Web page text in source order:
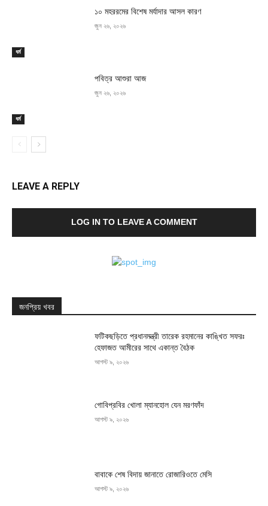
ধর্ম
১০ মহররমের বিশেষ মর্যাদার আসল কারণ
জুন ২৬, ২০২৬
ধর্ম
পবিত্র আশুরা আজ
জুন ২৬, ২০২৬
LEAVE A REPLY
LOG IN TO LEAVE A COMMENT
জনপ্রিয় খবর
ফটিকছড়িতে প্রধানমন্ত্রী তারেক রহমানের কাঙ্খিত সফরঃ
হেফাজত আমীরের সাথে একান্ত বৈঠক
আগস্ট ৯, ২০২৬
গোবিপ্রবির খোলা ম্যানহোল যেন মরণফাঁদ
আগস্ট ৯, ২০২৬
বাবাকে শেষ বিদায় জানাতে রোজারিওতে মেসি
আগস্ট ৯, ২০২৬